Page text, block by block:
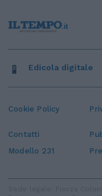
Cookie Policy
Contatti
Modello 231
Edicola digitale